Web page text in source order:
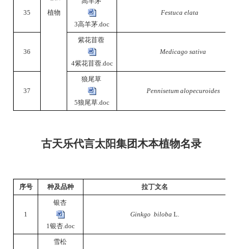
植物
35
3高羊茅.doc
Festuca elata
36
紫花苜蓿
4紫花苜蓿.doc
Medicago sativa
37
狼尾草
5狼尾草.doc
Pennisetum alopecuroides
古天乐代言太阳集团木本植物名录
序号 种及品种 拉丁文名
1
银杏
1银杏.doc
Ginkgo biloba L.
雪松